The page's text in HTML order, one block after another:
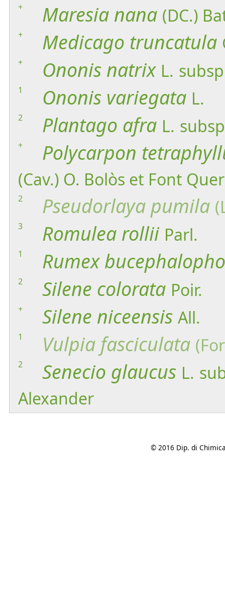
+ Maresia nana (DC.)
+ Medicago truncatula
+ Ononis natrix L.
1 Ononis variegata L.
2 Plantago afra L.
+ Polycarpon
(Cav.) O. Bolòs et Font Quer
2 Pseudorlaya pumila
3 Romulea rollii Parl.
1 Rumex
2 Silene colorata Poir.
+ Silene niceensis All.
1 Vulpia fasciculata
2 Senecio glaucus L.
Alexander
© 2016 Dip. di